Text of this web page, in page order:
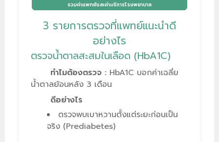
รวมค่าแพทย์และค่าบริการโรงพยาบาล
3 รายการตรวจที่แพทย์แนะนำดี
อย่างไร
ตรวจน้ำตาลสะสมในเลือด (HbA1C)
ทำไมต้องตรวจ : HbA1C บอกค่าเฉลี่ย
น้ำตาลย้อนหลัง 3 เดือน
ดีอย่างไร
ตรวจพบเบาหวานตั้งแต่ระยะก่อนเป็น
จริง (Prediabetes)